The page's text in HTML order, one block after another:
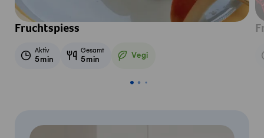
Fruchtspiess
Aktiv
5min
Gesamt
5min Vegi
Vegetarisch